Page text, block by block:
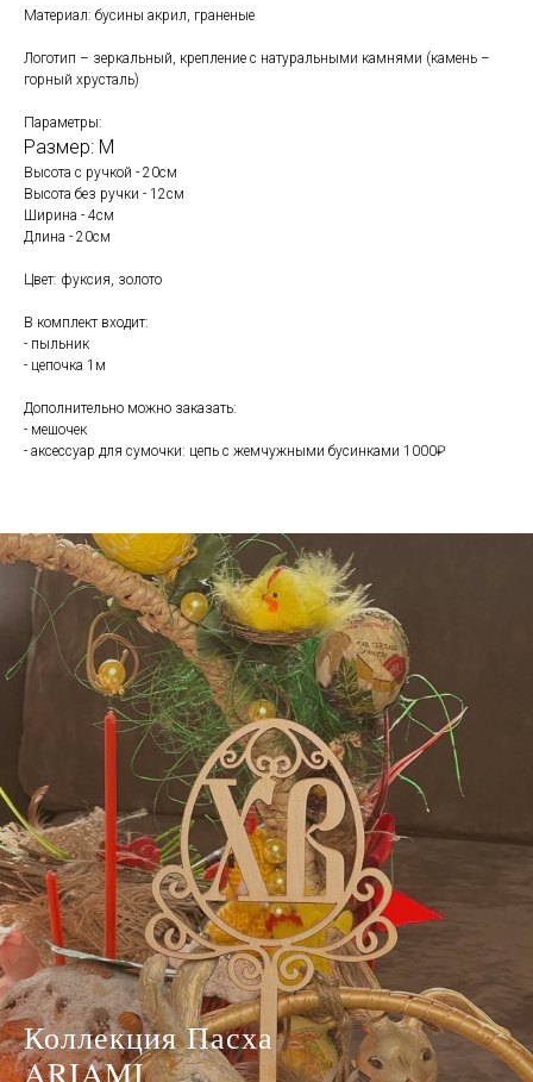
Материал: бусины акрил, граненые
Логотип – зеркальный, крепление с натуральными камнями (камень –
горный хрусталь)
Параметры:
Размер: М
Высота с ручкой - 20см
Высота без ручки - 12см
Ширина - 4см
Длина - 20см
Цвет: фуксия, золото
В комплект входит:
- пыльник
- цепочка 1м
Дополнительно можно заказать:
- мешочек
- аксессуар для сумочки: цепь с жемчужными бусинками 1000₽
Коллекция Пасха
ARIAMI